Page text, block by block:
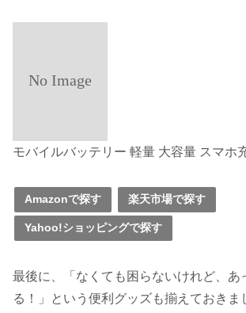
モバイルバッテリー 軽量 大容量 スマホ
Amazonで探す 楽天市場で探す
Yahoo!ショッピングで探す
最後に、「なくても困らないけれど、あ
る！」という便利グッズも揃えておきま